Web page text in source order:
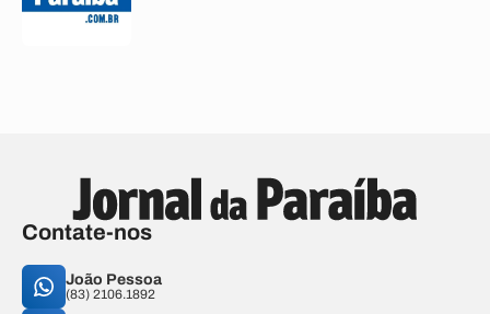
Contate-nos
João Pessoa
(83) 2106.1892